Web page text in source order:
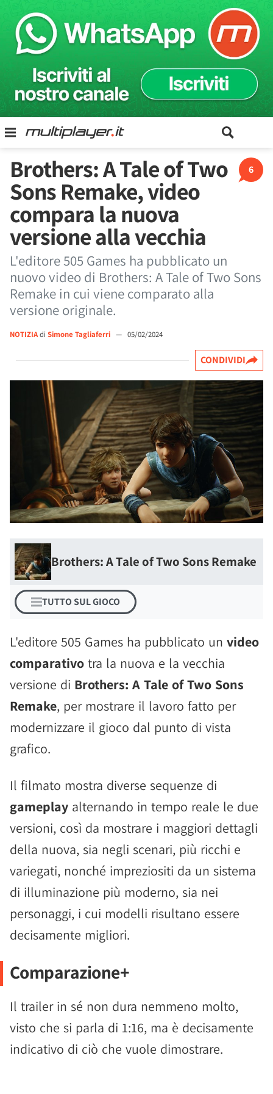
6
Brothers: A Tale of Two
Sons Remake, video
compara la nuova
versione alla vecchia
L'editore 505 Games ha pubblicato un
nuovo video di Brothers: A Tale of Two Sons
Remake in cui viene comparato alla
versione originale.
NOTIZIAdi Simone Tagliaferri — 05/02/2024
CONDIVIDI
Brothers: A Tale of Two Sons Remake
TUTTO SUL GIOCO
L'editore 505 Games ha pubblicato un video
comparativo tra la nuova e la vecchia
versione di Brothers: A Tale of Two Sons
Remake, per mostrare il lavoro fatto per
modernizzare il gioco dal punto di vista
grafico.
Il filmato mostra diverse sequenze di
gameplay alternando in tempo reale le due
versioni, così da mostrare i maggiori dettagli
della nuova, sia negli scenari, più ricchi e
variegati, nonché impreziositi da un sistema
di illuminazione più moderno, sia nei
personaggi, i cui modelli risultano essere
decisamente migliori.
Comparazione+
Il trailer in sé non dura nemmeno molto,
visto che si parla di 1:16, ma è decisamente
indicativo di ciò che vuole dimostrare.